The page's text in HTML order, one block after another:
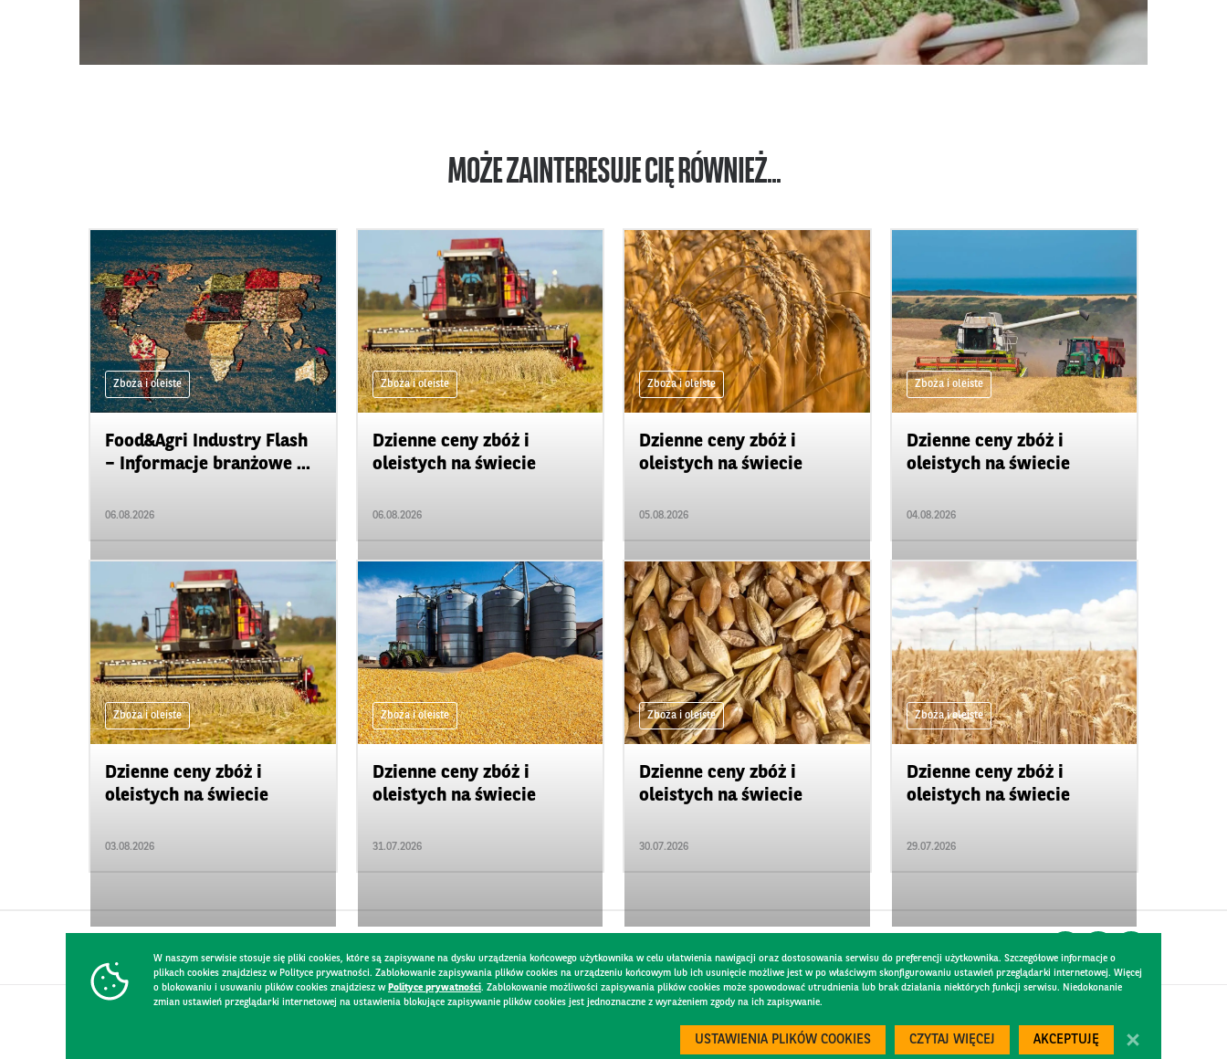
MOŻE ZAINTERESUJE CIĘ RÓWNIEŻ...
Zboża i oleiste
Food&Agri Industry Flash
– Informacje branżowe ...
06.08.2026
Zboża i oleiste
Dzienne ceny zbóż i
oleistych na świecie
06.08.2026
Zboża i oleiste
Dzienne ceny zbóż i
oleistych na świecie
05.08.2026
Zboża i oleiste
Dzienne ceny zbóż i
oleistych na świecie
04.08.2026
Zboża i oleiste
Dzienne ceny zbóż i
oleistych na świecie
03.08.2026
Zboża i oleiste
Dzienne ceny zbóż i
oleistych na świecie
31.07.2026
Zboża i oleiste
Dzienne ceny zbóż i
oleistych na świecie
30.07.2026
Zboża i oleiste
Dzienne ceny zbóż i
oleistych na świecie
29.07.2026
W naszym serwisie stosuje się pliki cookies, które są zapisywane na dysku urządzenia końcowego użytkownika w celu ułatwienia nawigacji oraz dostosowania serwisu do preferencji użytkownika. Szczegółowe informacje o
plikach cookies znajdziesz w Polityce prywatności. Zablokowanie zapisywania plików cookies na urządzeniu końcowym lub ich usunięcie możliwe jest w po właściwym skonfigurowaniu ustawień przeglądarki internetowej. Więcej
o blokowaniu i usuwaniu plików cookies znajdziesz w Polityce prywatności. Zablokowanie możliwości zapisywania plików cookies może spowodować utrudnienia lub brak działania niektórych funkcji serwisu. Niedokonanie
zmian ustawień przeglądarki internetowej na ustawienia blokujące zapisywanie plików cookies jest jednoznaczne z wyrażeniem zgody na ich zapisywanie.
USTAWIENIA PLIKÓW COOKIES CZYTAJ WIĘCEJ AKCEPTUJĘ
Created by 300.codes